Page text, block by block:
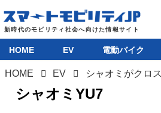
HOME EV 電動バイク
HOME EV
シャオミYU7